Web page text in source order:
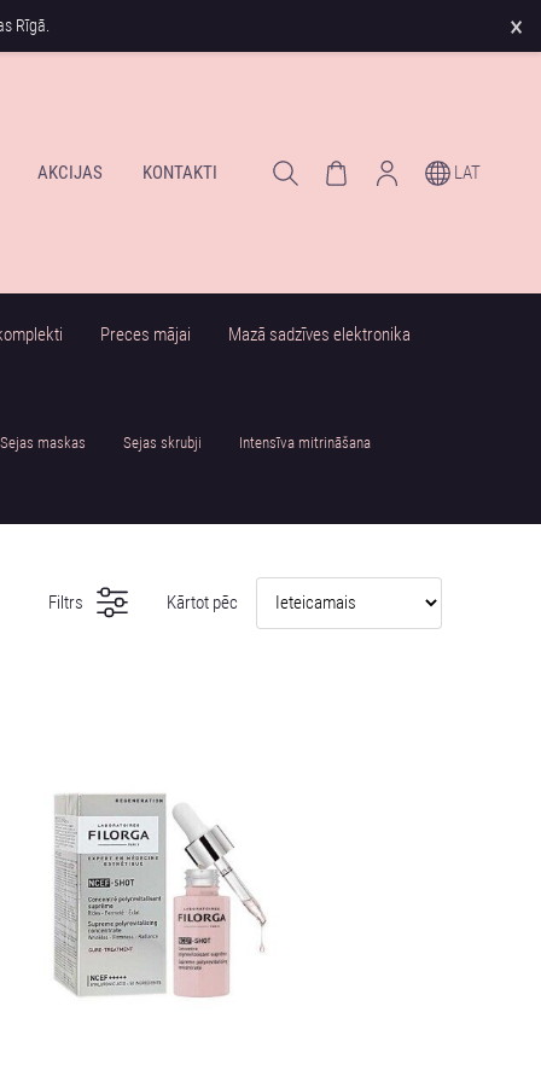
Rīgā. ×
AKCIJAS KONTAKTI LAT
Preces mājai Mazā sadzīves elektronika
Sejas maskas Sejas skrubji Intensīva mitrināšana
Filtrs Kārtot pēc